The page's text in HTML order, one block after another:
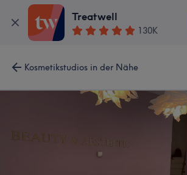
Treatwell
130K
Kosmetikstudios in der Nähe